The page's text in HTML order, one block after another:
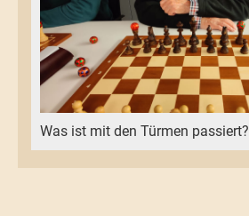
Was ist mit den Türmen passiert?